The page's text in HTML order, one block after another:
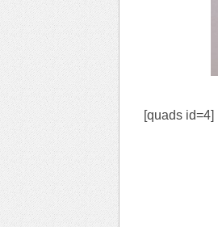
[quads id=4]